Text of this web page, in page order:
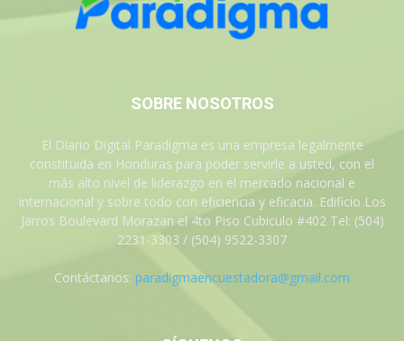
SOBRE NOSOTROS
El Diario Digital Paradigma es una empresa legalmente
constituida en Honduras para poder servirle a usted, con el
más alto nivel de liderazgo en el mercado nacional e
internacional y sobre todo con eficiencia y eficacia. Edificio Los
Jarros Boulevard Morazan el 4to Piso Cubiculo #402 Tel: (504)
2231-3303 / (504) 9522-3307
Contáctanos: paradigmaencuestadora@gmail.com